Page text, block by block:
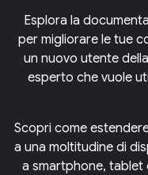
Esplora la
per migliorare le tue
un nuovo utente
esperto che vuole
Scopri come
a una moltitudine di
a smartphone, tablet